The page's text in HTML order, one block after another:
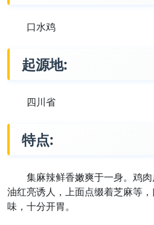
口水鸡
起源地:
四川省
特点:
集麻辣鲜香嫩爽于一身。鸡
油红亮诱人，上面点缀着芝麻等
味，十分开胃。